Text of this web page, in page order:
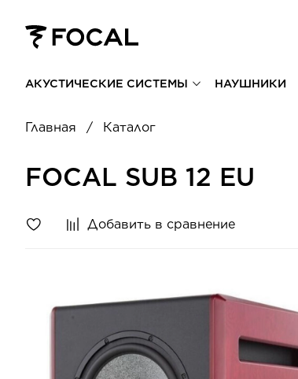
АКУСТИЧЕСКИЕ СИСТЕМЫ НАУШНИКИ
Главная Каталог
FOCAL SUB 12 EU
Добавить в сравнение